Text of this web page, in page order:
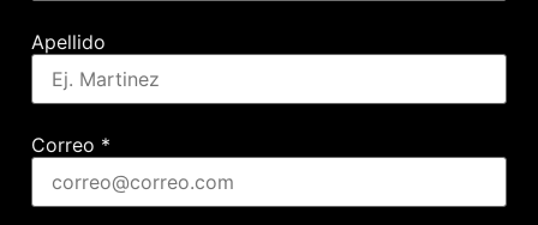
Apellido
Correo *